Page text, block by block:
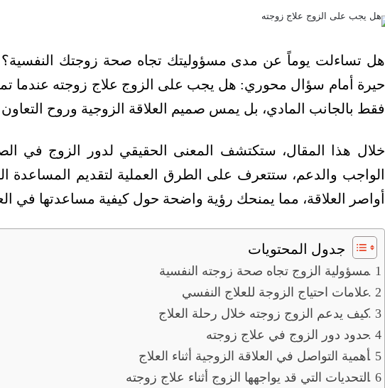
هل تساءلت يوماً عن مدى مسؤوليتك تجاه صحة زوجتك النفسية؟
حيرة أمام سؤال محوري: هل يجب على الزوج علاج زوجته عندما
فقط بالجانب المادي، بل يمس صميم العلاقة الزوجية وروح التعاون
خلال هذا المقال، ستكتشف المعنى الحقيقي لدور الزوج في
الواجب والدعم، ستتعرف على الطرق العملية لتقديم المساعدة
أواصر العلاقة، مما يمنحك رؤية واضحة حول كيفية مساعدتها في
جدول المحتويات
مسؤولية الزوج تجاه صحة زوجته النفسية
علامات احتياج الزوجة للعلاج النفسي
كيف يدعم الزوج زوجته خلال رحلة العلاج
حدود دور الزوج في علاج زوجته
أهمية التواصل في العلاقة الزوجية أثناء العلاج
التحديات التي قد يواجهها الزوج أثناء علاج زوجته